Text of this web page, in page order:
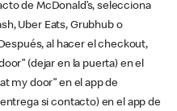
de McDonald’s, selecciona
Uber Eats, Grubhub o
al hacer el checkout,
(dejar en la puerta) en el
my door” en el app de
si contacto) en el app de